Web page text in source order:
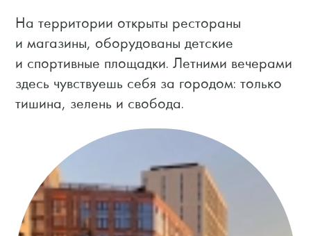
На территории открыты рестораны
и магазины, оборудованы детские
и спортивные площадки. Летними вечерами
здесь чувствуешь себя за городом: только
тишина, зелень и свобода.